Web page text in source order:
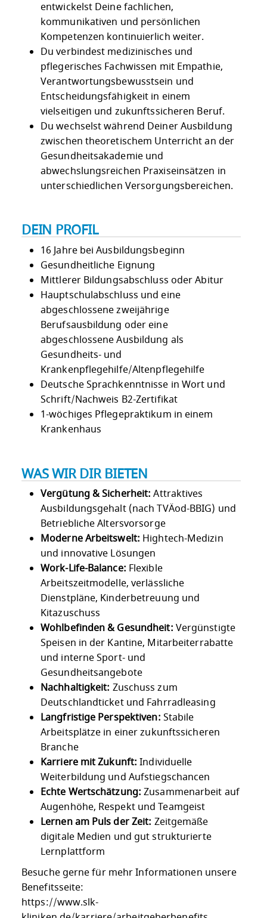
entwickelst Deine fachlichen,
kommunikativen und persönlichen
Kompetenzen kontinuierlich weiter.
Du verbindest medizinisches und
pflegerisches Fachwissen mit Empathie,
Verantwortungsbewusstsein und
Entscheidungsfähigkeit in einem
vielseitigen und zukunftssicheren Beruf.
Du wechselst während Deiner Ausbildung
zwischen theoretischem Unterricht an der
Gesundheitsakademie und
abwechslungsreichen Praxiseinsätzen in
unterschiedlichen Versorgungsbereichen.
DEIN PROFIL
16 Jahre bei Ausbildungsbeginn
Gesundheitliche Eignung
Mittlerer Bildungsabschluss oder Abitur
Hauptschulabschluss und eine
abgeschlossene zweijährige
Berufsausbildung oder eine
abgeschlossene Ausbildung als
Gesundheits- und
Krankenpflegehilfe/Altenpflegehilfe
Deutsche Sprachkenntnisse in Wort und
Schrift/Nachweis B2-Zertifikat
1-wöchiges Pflegepraktikum in einem
Krankenhaus
WAS WIR DIR BIETEN
Vergütung & Sicherheit: Attraktives
Ausbildungsgehalt (nach TVÄod-BBIG) und
Betriebliche Altersvorsorge
Moderne Arbeitswelt: Hightech-Medizin
und innovative Lösungen
Work-Life-Balance: Flexible
Arbeitszeitmodelle, verlässliche
Dienstpläne, Kinderbetreuung und
Kitazuschuss
Wohlbefinden & Gesundheit: Vergünstigte
Speisen in der Kantine, Mitarbeiterrabatte
und interne Sport- und
Gesundheitsangebote
Nachhaltigkeit: Zuschuss zum
Deutschlandticket und Fahrradleasing
Langfristige Perspektiven: Stabile
Arbeitsplätze in einer zukunftssicheren
Branche
Karriere mit Zukunft: Individuelle
Weiterbildung und Aufstiegschancen
Echte Wertschätzung: Zusammenarbeit auf
Augenhöhe, Respekt und Teamgeist
Lernen am Puls der Zeit: Zeitgemäße
digitale Medien und gut strukturierte
Lernplattform
Besuche gerne für mehr Informationen unsere
Benefitsseite:
https://www.slk-